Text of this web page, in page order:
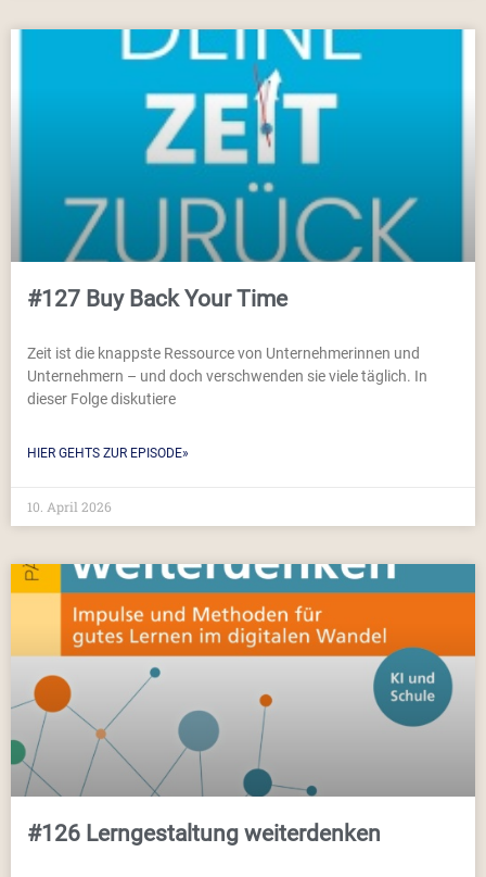
#127 Buy Back Your Time
Zeit ist die knappste Ressource von Unternehmerinnen und
Unternehmern – und doch verschwenden sie viele täglich. In
dieser Folge diskutiere
HIER GEHTS ZUR EPISODE»
10. April 2026
#126 Lerngestaltung weiterdenken